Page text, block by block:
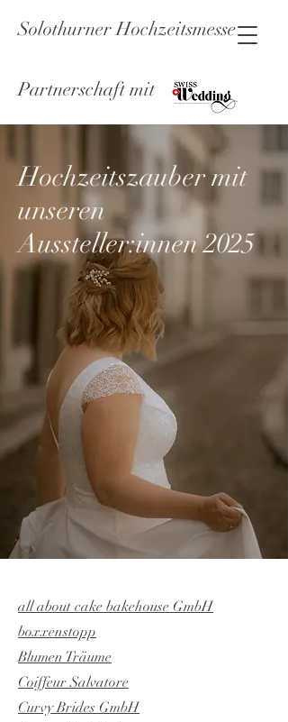
Solothurner Hochzeitsmesse
Partnerschaft mit
Hochzeitszauber mit
unseren
Aussteller:innen 2025
all about cake bakehouse GmbH
boxxenstopp
Blumen Träume
Coiffeur Salvatore
Curvy Brides GmbH